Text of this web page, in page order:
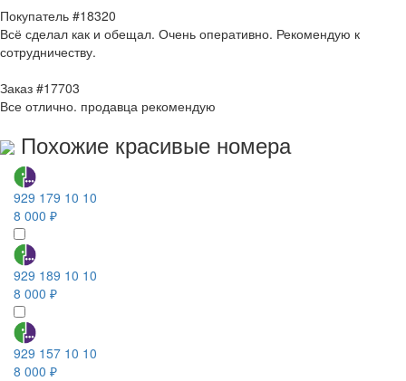
Покупатель #18320
Всё сделал как и обещал. Очень оперативно. Рекомендую к
сотрудничеству.
Заказ #17703
Все отлично. продавца рекомендую
Похожие красивые номера
929 179 10 10
8 000 ₽
929 189 10 10
8 000 ₽
929 157 10 10
8 000 ₽